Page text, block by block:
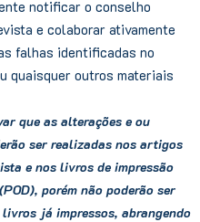
notificar o conselho
e colaborar ativamente
falhas identificadas no
quaisquer outros materiais
que as alterações e ou
ser realizadas nos artigos
e nos livros de impressão
porém não poderão ser
já impressos, abrangendo